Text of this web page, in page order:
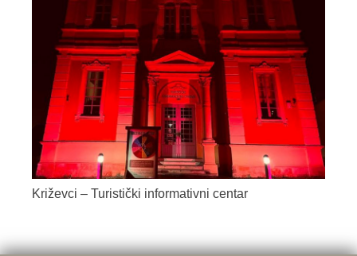
Križevci – Turistički informativni centar